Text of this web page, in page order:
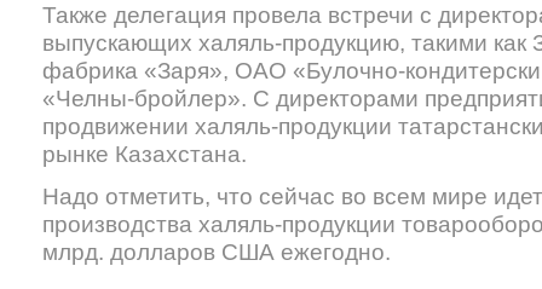
Также делегация провела встречи с
выпускающих халяль-продукцию, такими как
фабрика «Заря», ОАО «Булочно-
«Челны-бройлер». С директорами
продвижении халяль-продукции
рынке Казахстана.
Надо отметить, что сейчас во всем мире
производства халяль-продукции
млрд. долларов США ежегодно.